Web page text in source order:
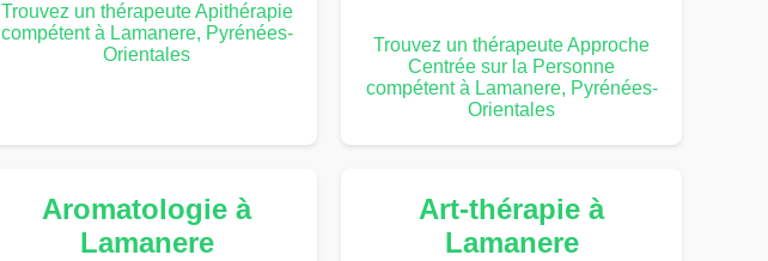
Trouvez un thérapeute Apithérapie
compétent à Lamanere, Pyrénées-
Orientales
Trouvez un thérapeute Approche
Centrée sur la Personne
compétent à Lamanere, Pyrénées-
Orientales
Aromatologie à
Lamanere
Art-thérapie à
Lamanere